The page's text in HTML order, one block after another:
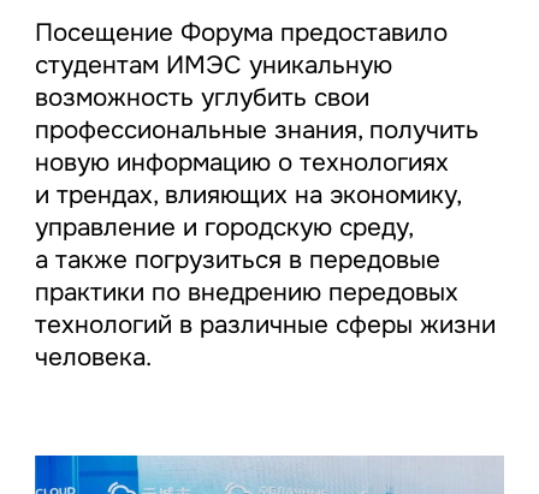
Посещение Форума предоставило
студентам ИМЭС уникальную
возможность углубить свои
профессиональные знания, получить
новую информацию о технологиях
и трендах, влияющих на экономику,
управление и городскую среду,
а также погрузиться в передовые
практики по внедрению передовых
технологий в различные сферы жизни
человека.